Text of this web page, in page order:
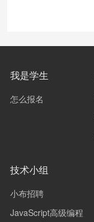
我是学生
怎么报名
技术小组
小布招聘
JavaScript高级编程